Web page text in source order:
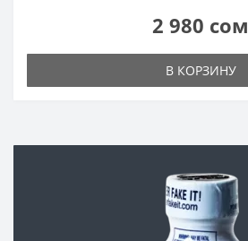
2 980 сом
В КОРЗИНУ